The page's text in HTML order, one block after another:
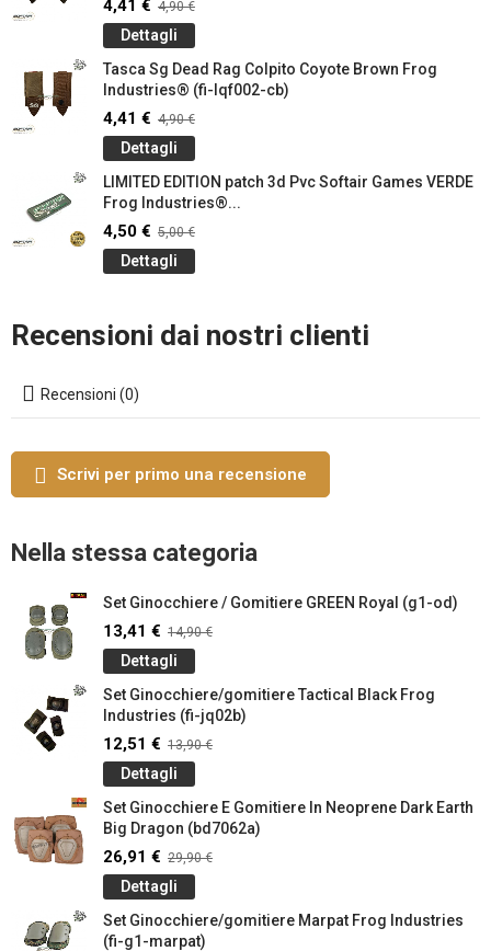
4,41 € 4,90 €
Dettagli
Tasca Sg Dead Rag Colpito Coyote Brown Frog
Industries® (fi-lqf002-cb)
4,41 € 4,90 €
Dettagli
LIMITED EDITION patch 3d Pvc Softair Games VERDE
Frog Industries®...
4,50 € 5,00 €
Dettagli
Recensioni dai nostri clienti
Recensioni (0)
Scrivi per primo una recensione
Nella stessa categoria
Set Ginocchiere / Gomitiere GREEN Royal (g1-od)
13,41 € 14,90 €
Dettagli
Set Ginocchiere/gomitiere Tactical Black Frog
Industries (fi-jq02b)
12,51 € 13,90 €
Dettagli
Set Ginocchiere E Gomitiere In Neoprene Dark Earth
Big Dragon (bd7062a)
26,91 € 29,90 €
Dettagli
Set Ginocchiere/gomitiere Marpat Frog Industries
(fi-g1-marpat)